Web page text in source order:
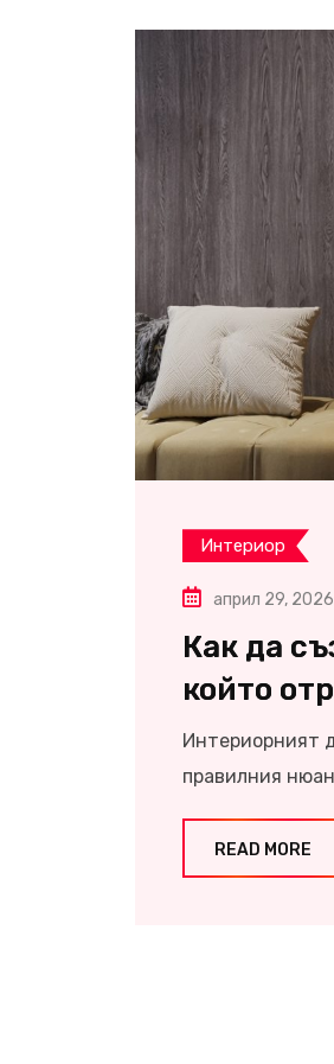
Интериор
април 29, 2026
Как да
който
Интериорният
правилния
READ MORE